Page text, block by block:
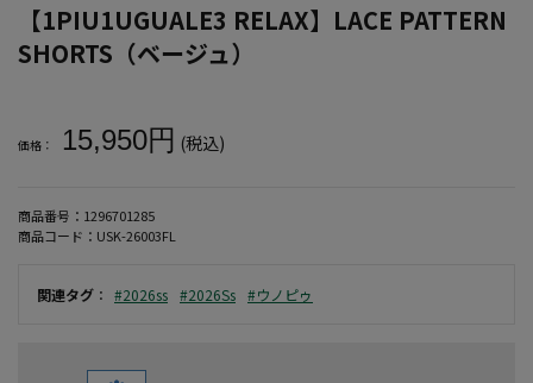
【1PIU1UGUALE3 RELAX】LACE PATTERN
SHORTS（ベージュ）
価格： 15,950円 (税込)
商品番号： 1296701285
商品コード： USK-26003FL
関連タグ ： #2026ss #2026Ss #ウノピゥ